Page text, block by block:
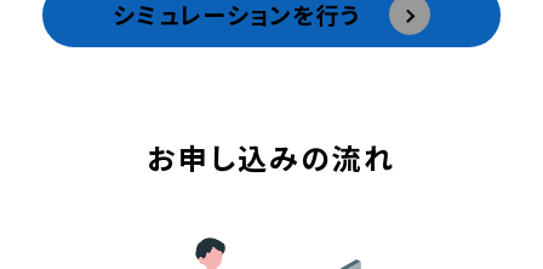
シミュレーションを⾏う
お申し込みの流れ